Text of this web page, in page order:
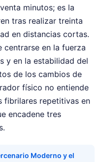
minutos; es la
tras realizar treinta
en distancias cortas.
centrarse en la fuerza
y en la estabilidad del
de los cambios de
físico no entiende
fibrilares repetitivas en
encadene tres
Moderno y el